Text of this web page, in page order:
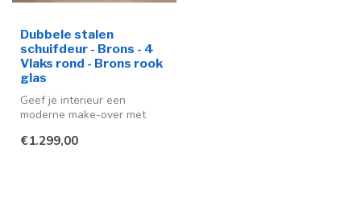
Dubbele stalen
schuifdeur - Brons - 4
Vlaks rond - Brons rook
glas
Geef je interieur een
moderne make-over met
schuifdeuren ...
€1.299,00